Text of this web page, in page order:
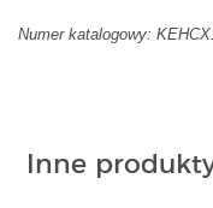
Numer katalogowy:
Inne